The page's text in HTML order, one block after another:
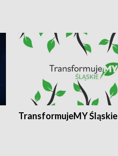
TransformujeMY Śląskie